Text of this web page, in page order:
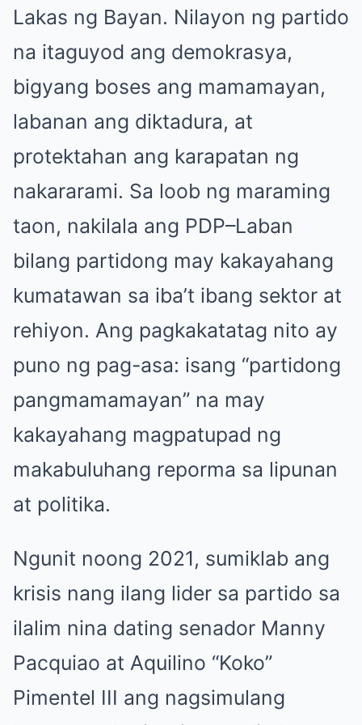
Lakas ng Bayan. Nilayon ng partido
na itaguyod ang demokrasya,
bigyang boses ang mamamayan,
labanan ang diktadura, at
protektahan ang karapatan ng
nakararami. Sa loob ng maraming
taon, nakilala ang PDP–Laban
bilang partidong may kakayahang
kumatawan sa iba’t ibang sektor at
rehiyon. Ang pagkakatatag nito ay
puno ng pag-asa: isang “partidong
pangmamamayan” na may
kakayahang magpatupad ng
makabuluhang reporma sa lipunan
at politika.
Ngunit noong 2021, sumiklab ang
krisis nang ilang lider sa partido sa
ilalim nina dating senador Manny
Pacquiao at Aquilino “Koko”
Pimentel III ang nagsimulang